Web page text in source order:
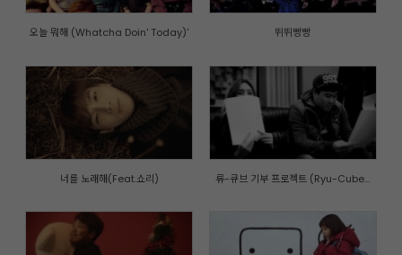
오늘 뭐해 (Whatcha Doin' Today)' 뛰뛰빵빵
너를 노래해(Feat.쇼리) 류-큐브 기부 프로젝트 (Ryu-Cube...